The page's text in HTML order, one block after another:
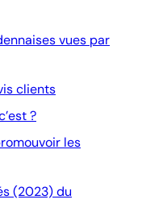
vues par
clients
?
les
(2023) du